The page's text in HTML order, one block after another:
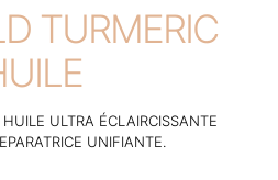
TURMERIC
ULTRA ÉCLAIRCISSANTE
UNIFIANTE.